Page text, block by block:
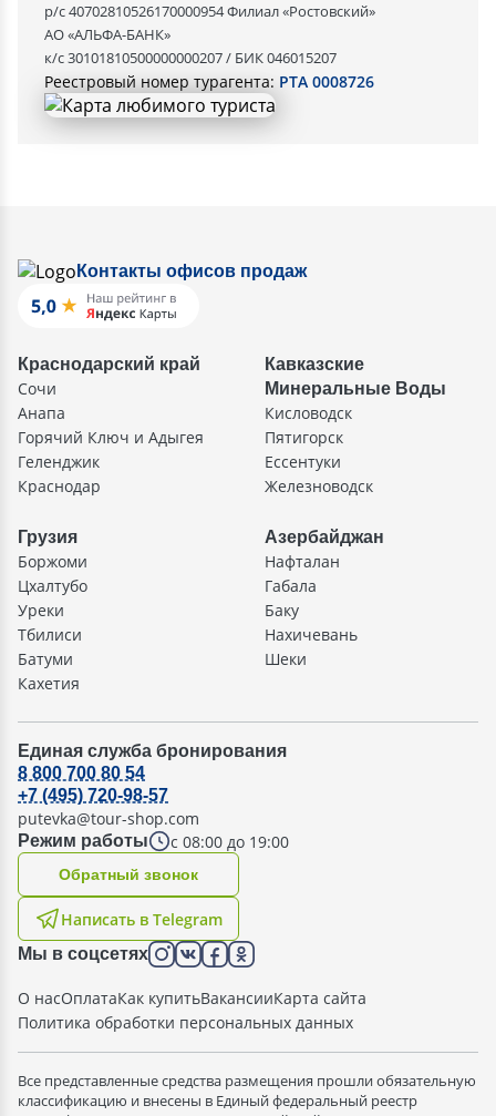
р/с 40702810526170000954 Филиал «Ростовский»
АО «АЛЬФА-БАНК»
к/с 30101810500000000207 / БИК 046015207
Реестровый номер турагента: РТА 0008726
Контакты офисов продаж
Краснодарский край
Сочи
Анапа
Горячий Ключ и Адыгея
Геленджик
Краснодар
Кавказские
Минеральные Воды
Кисловодск
Пятигорск
Ессентуки
Железноводск
Грузия
Боржоми
Цхалтубо
Уреки
Тбилиси
Батуми
Кахетия
Азербайджан
Нафталан
Габала
Баку
Нахичевань
Шеки
Единая служба бронирования
Режим работы с 08:00 до 19:00
8 800 700 80 54
+7 (495) 720-98-57
putevka@tour-shop.com
Написать в Telegram
Oбратный звонок
Мы в соцсетях
О насОплатаКак купитьВакансииКарта сайта
Политика обработки персональных данных
Все представленные средства размещения прошли обязательную
классификацию и внесены в Единый федеральный реестр